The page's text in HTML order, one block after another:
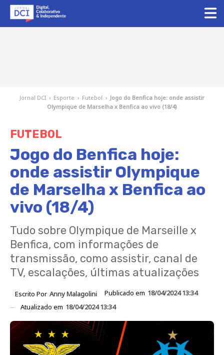
Jornal DCI › Esporte › Futebol › Jogo do Benfica hoje: onde assistir
Olympique de Marselha x Benfica ao vivo (18/4)
FUTEBOL
Jogo do Benfica hoje:
onde assistir Olympique
de Marselha x Benfica ao
vivo (18/4)
Tudo sobre Olympique de Marseille x
Benfica, com informações de
transmissão, como assistir, canal de
TV, escalações, últimas atualizações
Escrito Por Anny Malagolini Publicado em 18/04/2024 13:34
Atualizado em 18/04/2024 13:34